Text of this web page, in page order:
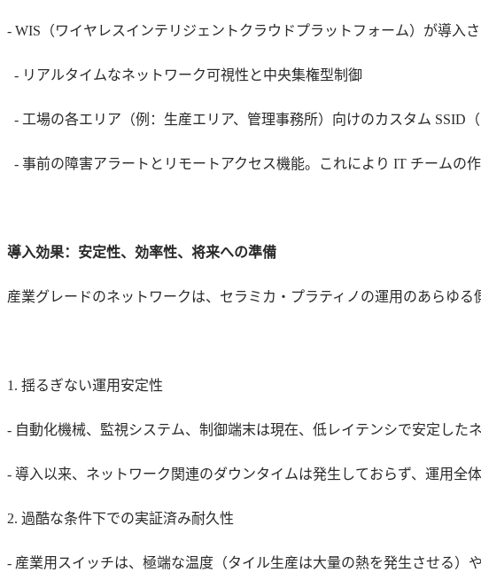
- WIS（ワイヤレスインテリジェントクラウドプラットフォーム）が導入
- リアルタイムなネットワーク可視性と中央集権型制御
- 工場の各エリア（例：生産エリア、管理事務所）向けのカスタム SSID
- 事前の障害アラートとリモートアクセス機能。これにより IT チームの
導入効果：安定性、効率性、将来への準備
産業グレードのネットワークは、セラミカ・プラティノの運用のあらゆる
1. 揺るぎない運用安定性
- 自動化機械、監視システム、制御端末は現在、低レイテンシで安定し
- 導入以来、ネットワーク関連のダウンタイムは発生しておらず、運用全
2. 過酷な条件下での実証済み耐久性
- 産業用スイッチは、極端な温度（タイル生産は大量の熱を発生させる